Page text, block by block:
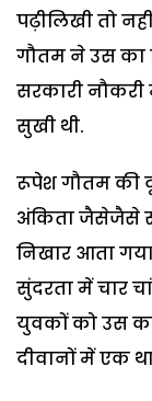
पढ़ीलिखी तो
गौतम ने उस का
सरकारी
सुखी थी.
रूपेश गौतम की
अंकिता जैसेजैसे
निखार आता
सुंदरता में चार
युवकों को उस का
दीवानों में एक